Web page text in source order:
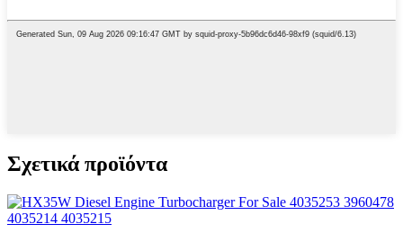
Σχετικά προϊόντα